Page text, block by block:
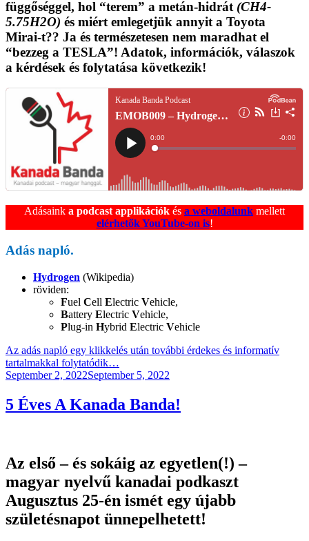
függőséggel, hol “terem” a metán-hidrát (CH4-
5.75H2O) és miért emlegetjük annyit a Toyota
Mirai-t?? Ja és természetesen nem maradhat el
“bezzeg a TESLA”! Adatok, információk, válaszok
a kérdések és folytatása következik!
Adásaink a podcast applikációk és a weboldalunk mellett
elérhetők YouTube-on is!
Adás napló.
Hydrogen (Wikipedia)
röviden:
Fuel Cell Electric Vehicle,
Battery Electric Vehicle,
Plug-in Hybrid Electric Vehicle
Az adás napló egy klikkelés után további érdekes és informatív
tartalmakkal folytatódik…
Posted
September 2, 2022September 5, 2022
5 Éves A Kanada Banda!
Az első – és sokáig az egyetlen(!) –
magyar nyelvű kanadai podkaszt
Augusztus 25-én ismét egy újabb
születésnapot ünnepelhetett!